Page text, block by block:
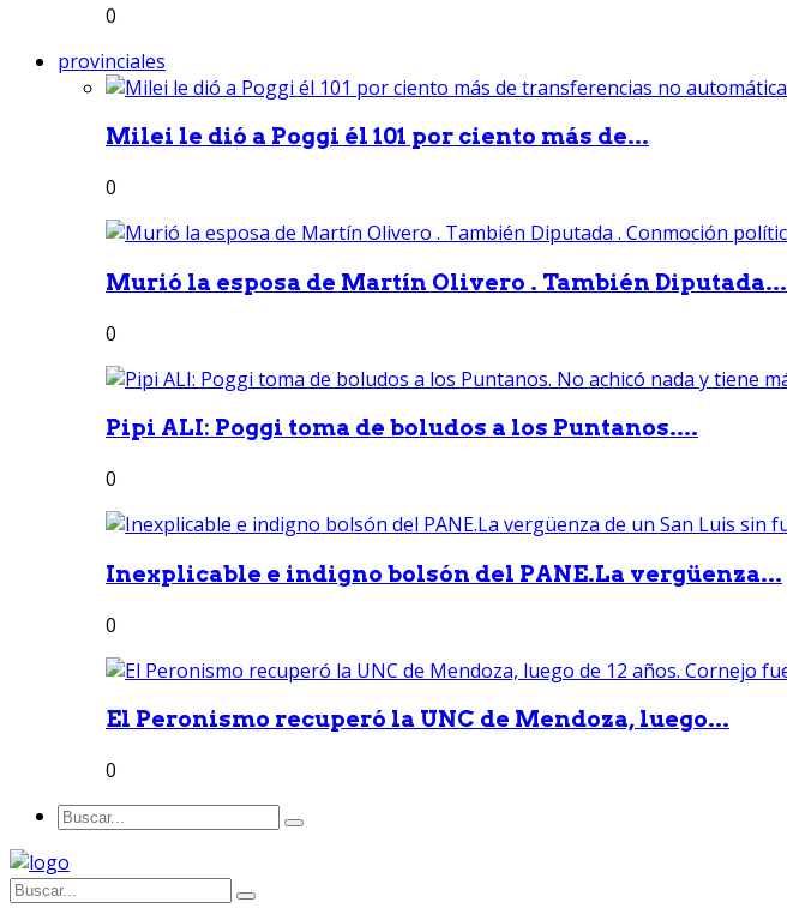
0
provinciales
Milei le dió a Poggi él 101 por ciento más de...
0
Murió la esposa de Martín Olivero . También Diputada...
0
Pipi ALI: Poggi toma de boludos a los Puntanos....
0
Inexplicable e indigno bolsón del PANE.La vergüenza...
0
El Peronismo recuperó la UNC de Mendoza, luego...
0